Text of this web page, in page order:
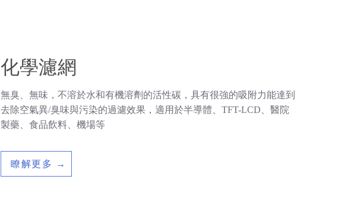
化學濾網
無臭、無味，不溶於水和有機溶劑的活性碳，具有很強的吸附力能達到
去除空氣異/臭味與污染的過濾效果，適用於半導體、TFT-LCD、醫院
製藥、食品飲料、機場等
瞭解更多 →